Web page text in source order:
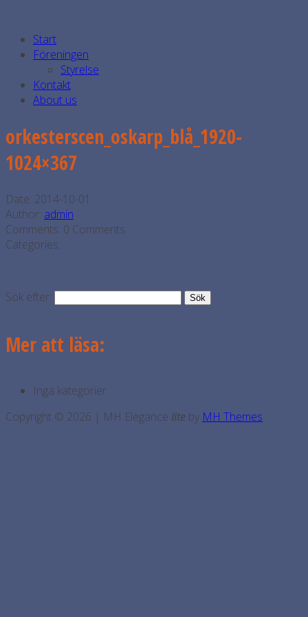
Start
Föreningen
Styrelse
Kontakt
About us
orkesterscen_oskarp_blå_1920-
1024×367
Date: 2014-10-01
Author: admin
Comments: 0 Comments
Categories:
Sök efter:
Mer att läsa:
Inga kategorier
Copyright © 2026 | MH Elegance lite by MH Themes